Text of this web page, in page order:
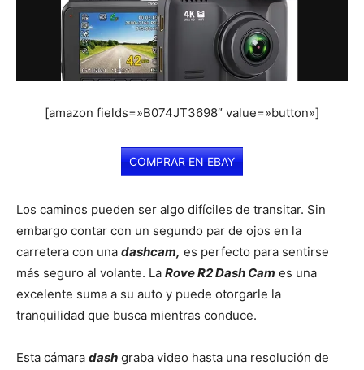
[amazon fields=»B074JT3698″ value=»button»]
COMPRAR EN EBAY
Los caminos pueden ser algo difíciles de transitar. Sin
embargo contar con un segundo par de ojos en la
carretera con una dashcam, es perfecto para sentirse
más seguro al volante. La Rove R2 Dash Cam es una
excelente suma a su auto y puede otorgarle la
tranquilidad que busca mientras conduce.
Esta cámara dash graba video hasta una resolución de